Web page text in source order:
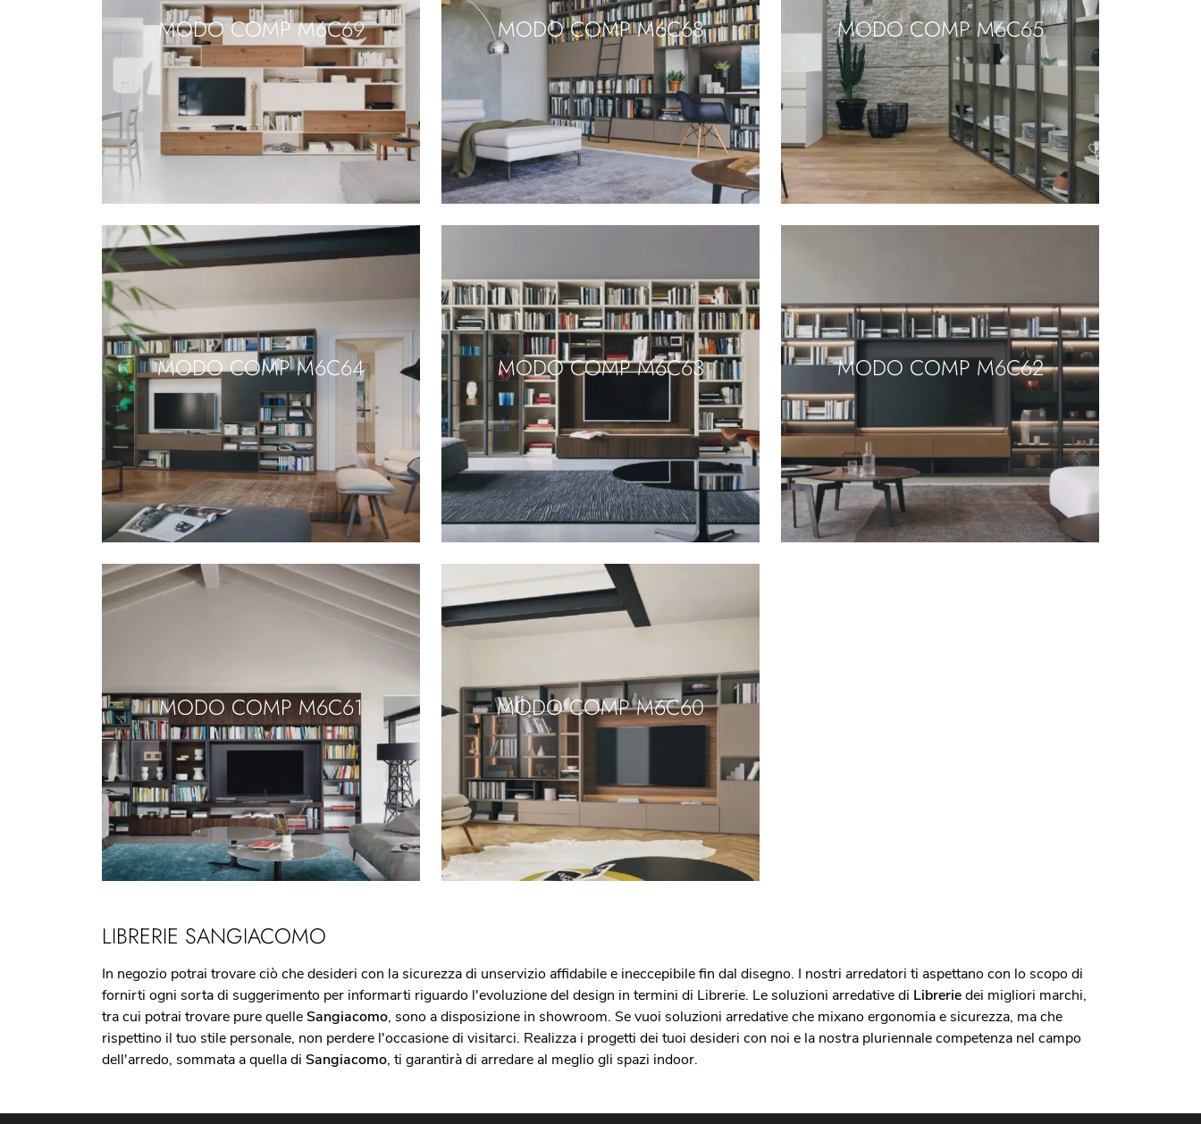
MODO COMP M6C69 MODO COMP M6C68 MODO COMP M6C65
MODO COMP M6C64 MODO COMP M6C63 MODO COMP M6C62
MODO COMP M6C61 MODO COMP M6C60
LIBRERIE SANGIACOMO
In negozio potrai trovare ciò che desideri con la sicurezza di unservizio affidabile e ineccepibile fin dal disegno. I nostri arredatori ti aspettano con lo scopo di
fornirti ogni sorta di suggerimento per informarti riguardo l'evoluzione del design in termini di Librerie. Le soluzioni arredative di Libreriedei migliori marchi,
tra cui potrai trovare pure quelleSangiacomo, sono a disposizione in showroom. Se vuoi soluzioni arredative che mixano ergonomia e sicurezza, ma che
rispettino il tuo stile personale, non perdere l'occasione di visitarci. Realizza i progetti dei tuoi desideri con noi e la nostra pluriennale competenza nel campo
dell'arredo, sommata a quella di Sangiacomo, ti garantirà di arredare al meglio gli spazi indoor.